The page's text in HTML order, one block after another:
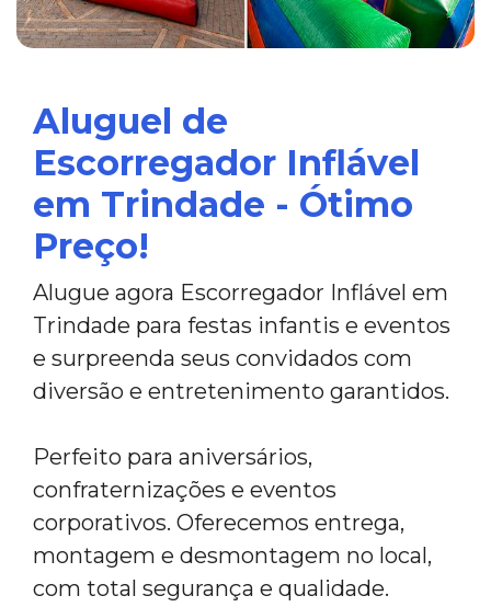
Aluguel de
Escorregador Inflável
em Trindade - Ótimo
Preço!
Alugue agora Escorregador Inflável em
Trindade para festas infantis e eventos
e surpreenda seus convidados com
diversão e entretenimento garantidos.
Perfeito para aniversários,
confraternizações e eventos
corporativos. Oferecemos entrega,
montagem e desmontagem no local,
com total segurança e qualidade.